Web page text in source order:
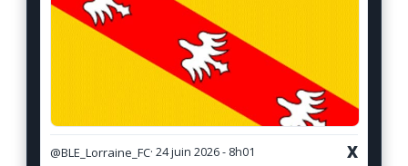
@BLE_Lorraine_FC· 24 juin 2026 - 8h01 X